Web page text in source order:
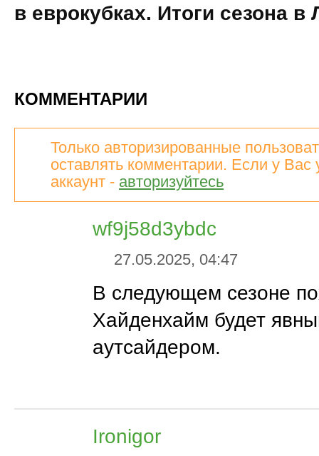
в еврокубках. Итоги сезона в
КОММЕНТАРИИ
Только авторизированные
оставлять комментарии. Если у Вас
аккаунт - авторизуйтесь
wf9j58d3ybdc
27.05.2025, 04:47
В следующем сезоне
Хайденхайм будет
аутсайдером.
Ironigor